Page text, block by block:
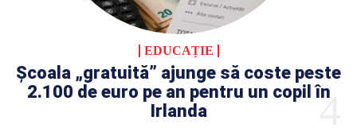
EDUCAȚIE
Școala „gratuită” ajunge să coste peste
2.100 de euro pe an pentru un copil în
Irlanda